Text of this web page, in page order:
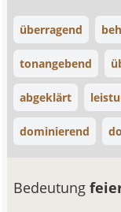
überragend
tonangebend
abgeklärt
dominierend
Bedeutung